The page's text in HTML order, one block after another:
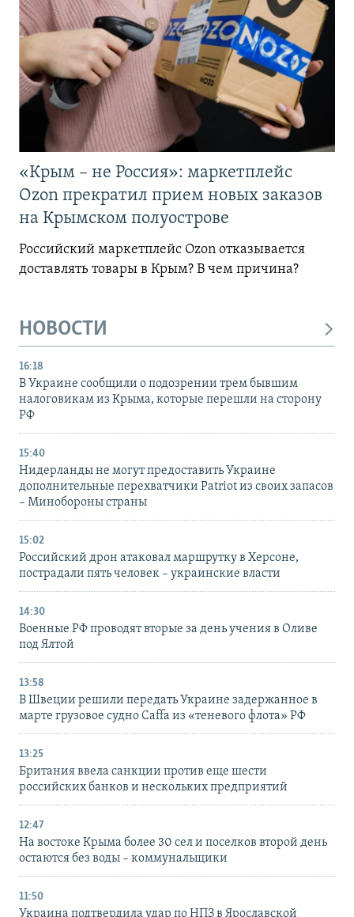
«Крым – не Россия»: маркетплейс
Ozon прекратил прием новых заказов
на Крымском полуострове
Российский маркетплейс Ozon отказывается
доставлять товары в Крым? В чем причина?
НОВОСТИ
16:18
В Украине сообщили о подозрении трем бывшим
налоговикам из Крыма, которые перешли на сторону
РФ
15:40
Нидерланды не могут предоставить Украине
дополнительные перехватчики Patriot из своих запасов
– Минобороны страны
15:02
Российский дрон атаковал маршрутку в Херсоне,
пострадали пять человек – украинские власти
14:30
Военные РФ проводят вторые за день учения в Оливе
под Ялтой
13:58
В Швеции решили передать Украине задержанное в
марте грузовое судно Caffa из «теневого флота» РФ
13:25
Британия ввела санкции против еще шести
российских банков и нескольких предприятий
12:47
На востоке Крыма более 30 сел и поселков второй день
остаются без воды – коммунальщики
11:50
Украина подтвердила удар по НПЗ в Ярославской